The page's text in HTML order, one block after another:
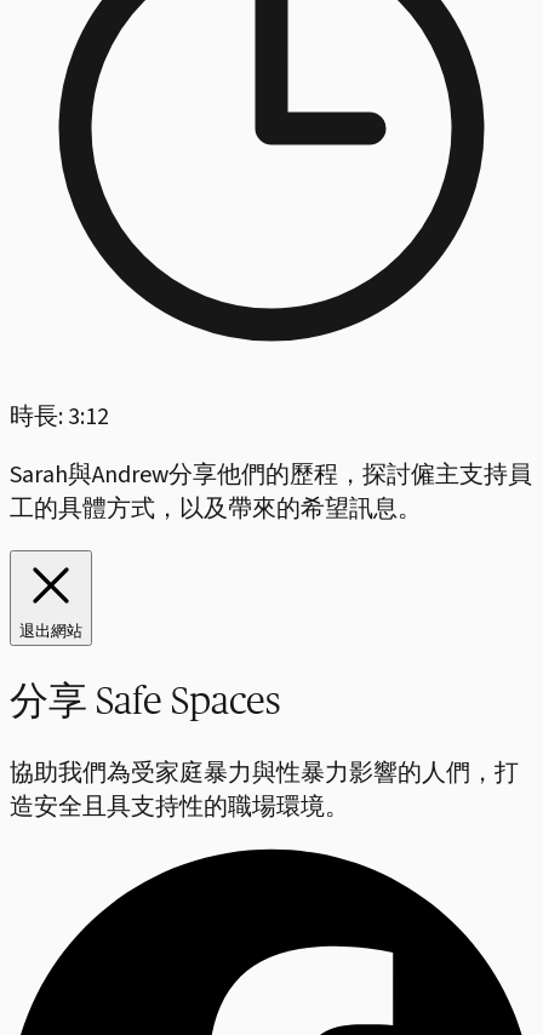
時長: 3:12
Sarah與Andrew分享他們的歷程，探討僱主支持員
工的具體方式，以及帶來的希望訊息。
退出網站
分享 Safe Spaces
協助我們為受家庭暴力與性暴力影響的人們，打
造安全且具支持性的職場環境。